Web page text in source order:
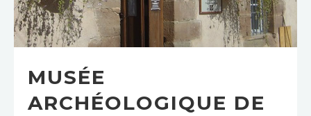
MUSÉE
ARCHÉOLOGIQUE DE